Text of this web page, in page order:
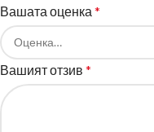
Вашата оценка *
Вашият отзив *